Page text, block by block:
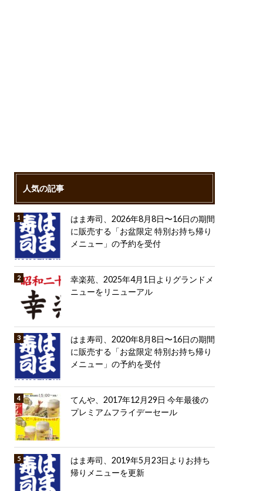
人気の記事
はま寿司、2026年8月8日〜16日の期間
に販売する「お盆限定 特別お持ち帰り
メニュー」の予約を受付
幸楽苑、2025年4月1日よりグランドメ
ニューをリニューアル
はま寿司、2020年8月8日〜16日の期間
に販売する「お盆限定 特別お持ち帰り
メニュー」の予約を受付
てんや、2017年12月29日 今年最後の
プレミアムフライデーセール
はま寿司、2019年5月23日よりお持ち
帰りメニューを更新